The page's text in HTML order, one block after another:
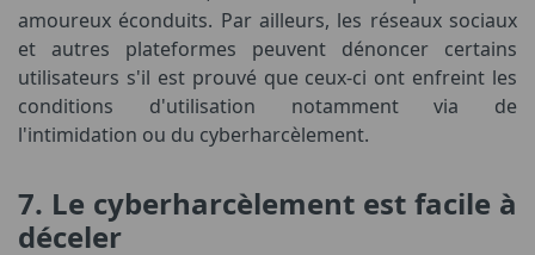
amoureux éconduits. Par ailleurs, les réseaux sociaux
et autres plateformes peuvent dénoncer certains
utilisateurs s'il est prouvé que ceux-ci ont enfreint les
conditions d'utilisation notamment via de
l'intimidation ou du cyberharcèlement.
7. Le cyberharcèlement est facile à
déceler